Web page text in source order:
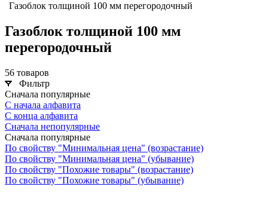
Газоблок толщиной 100 мм перегородочный
Газоблок толщиной 100 мм
перегородочный
56 товаров
Фильтр
Сначала популярные
С начала алфавита
С конца алфавита
Сначала непопулярные
Сначала популярные
По свойству "Минимальная цена" (возрастание)
По свойству "Минимальная цена" (убывание)
По свойству "Похожие товары" (возрастание)
По свойству "Похожие товары" (убывание)